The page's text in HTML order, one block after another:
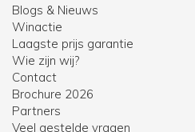
Blogs & Nieuws
Winactie
Laagste prijs garantie
Wie zijn wij?
Contact
Brochure 2026
Partners
Veel gestelde vragen